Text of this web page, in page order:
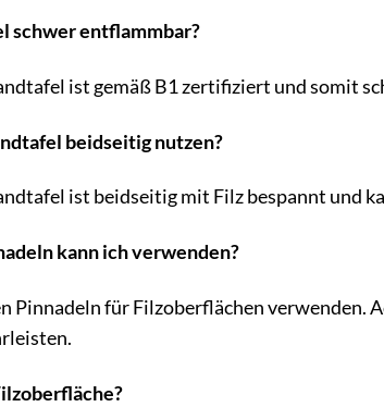
schwer entflammbar?
ist gemäß B1 zertifiziert und somit
beidseitig nutzen?
ist beidseitig mit Filz bespannt und
kann ich verwenden?
Pinnadeln für Filzoberflächen verwenden.